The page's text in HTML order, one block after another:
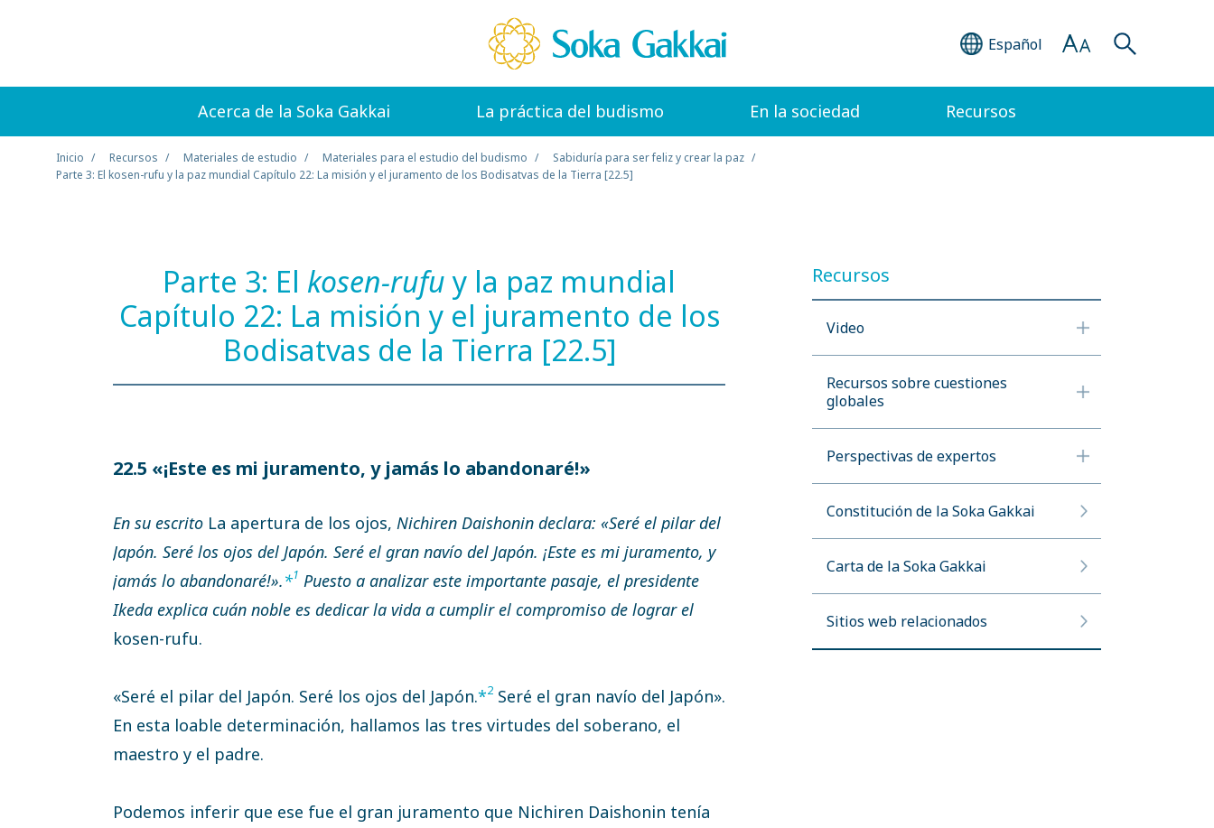
Español
Acerca de la Soka Gakkai La práctica del budismo En la sociedad Recursos
Inicio Recursos Materiales de estudio Materiales para el estudio del budismo
Sabiduría para ser feliz y crear la paz
Parte 3: El kosen-rufu y la paz mundial Capítulo 22: La misión y el juramento de los Bodisatvas de la Tierra [22.5]
Parte 3: El kosen-rufuy la paz mundial
Capítulo 22: La misión y el juramento de los
Bodisatvas de la Tierra [22.5]
22.5 «¡Este es mi juramento, y jamás lo abandonaré!»
En su escrito La apertura de los ojos, Nichiren Daishonin declara: «Seré el pilar del
Japón. Seré los ojos del Japón. Seré el gran navío del Japón. ¡Este es mi juramento, y
jamás lo abandonaré!».*1 Puesto a analizar este importante pasaje, el presidente
Ikeda explica cuán noble es dedicar la vida a cumplir el compromiso de lograr el
kosen-rufu.
«Seré el pilar del Japón. Seré los ojos del Japón.*2 Seré el gran navío del Japón».
En esta loable determinación, hallamos las tres virtudes del soberano, el
maestro y el padre.
Podemos inferir que ese fue el gran juramento que Nichiren Daishonin tenía
Recursos
Video
Recursos sobre cuestiones
globales
Perspectivas de expertos
Constitución de la Soka Gakkai
Carta de la Soka Gakkai
Sitios web relacionados